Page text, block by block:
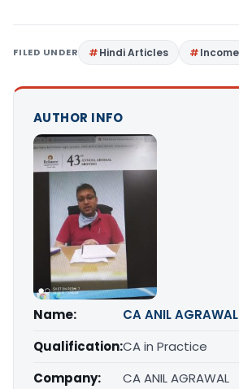
FILED UNDER Hindi Articles
AUTHOR INFO
Name:
CA ANIL AGRAWAL
Qualification:CA in Practice
Company:
CA ANIL AGRAWAL